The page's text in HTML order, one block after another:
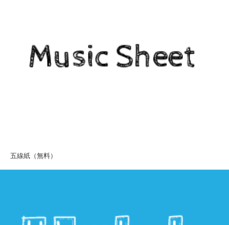
五線紙（無料）